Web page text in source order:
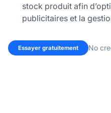
stock produit afin
publicitaires et la
Essayer gratuitement No